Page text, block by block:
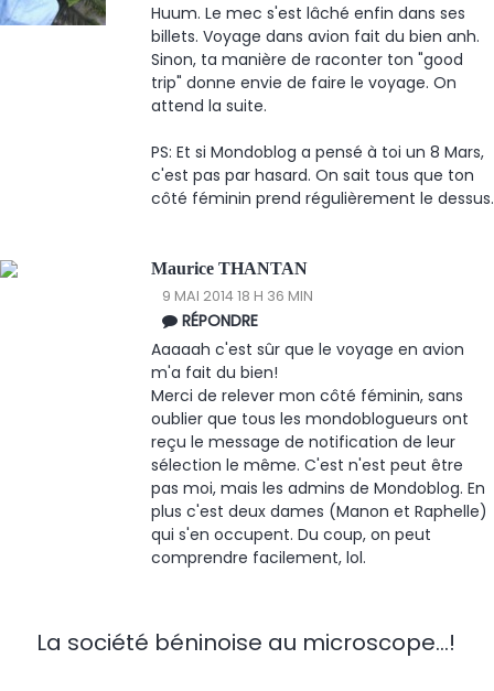
Huum. Le mec s'est lâché enfin dans ses
billets. Voyage dans avion fait du bien anh.
Sinon, ta manière de raconter ton "good
trip" donne envie de faire le voyage. On
attend la suite.
PS: Et si Mondoblog a pensé à toi un 8 Mars,
c'est pas par hasard. On sait tous que ton
côté féminin prend régulièrement le dessus.
Maurice THANTAN
9 MAI 2014 18 H 36 MIN
RÉPONDRE
Aaaaah c'est sûr que le voyage en avion
m'a fait du bien!
Merci de relever mon côté féminin, sans
oublier que tous les mondoblogueurs ont
reçu le message de notification de leur
sélection le même. C'est n'est peut être
pas moi, mais les admins de Mondoblog. En
plus c'est deux dames (Manon et Raphelle)
qui s'en occupent. Du coup, on peut
comprendre facilement, lol.
La société béninoise au microscope...!